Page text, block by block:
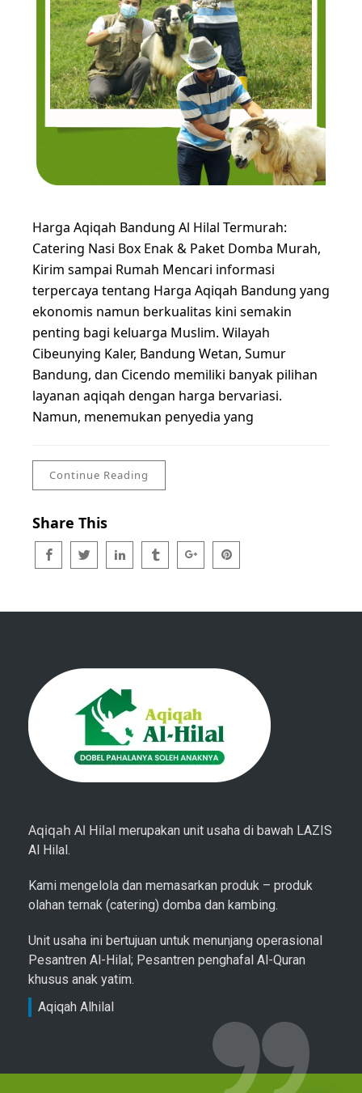
Harga Aqiqah Bandung Al Hilal Termurah:
Catering Nasi Box Enak & Paket Domba Murah,
Kirim sampai Rumah Mencari informasi
terpercaya tentang Harga Aqiqah Bandung yang
ekonomis namun berkualitas kini semakin
penting bagi keluarga Muslim. Wilayah
Cibeunying Kaler, Bandung Wetan, Sumur
Bandung, dan Cicendo memiliki banyak pilihan
layanan aqiqah dengan harga bervariasi.
Namun, menemukan penyedia yang
Continue Reading
Share This
Aqiqah Al Hilal merupakan unit usaha di bawah LAZIS
Al Hilal.
Kami mengelola dan memasarkan produk – produk
olahan ternak (catering) domba dan kambing.
Unit usaha ini bertujuan untuk menunjang operasional
Pesantren Al-Hilal; Pesantren penghafal Al-Quran
khusus anak yatim.
Aqiqah Alhilal